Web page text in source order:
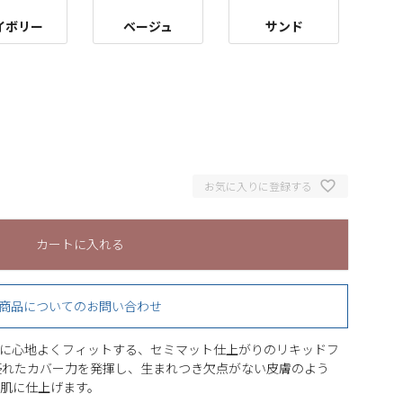
ボリー ベージュ サンド
お気に入りに登録する
カートに入れる
品についてのお問い合わせ
心地よくフィットする、セミマット仕上がりのリキッドフ
たカバー力を発揮し、生まれつき欠点がない皮膚のよう
に仕上げます。